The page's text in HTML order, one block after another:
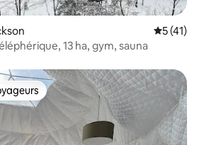
5 (41)
13 ha, gym, sauna
les plus appréciés